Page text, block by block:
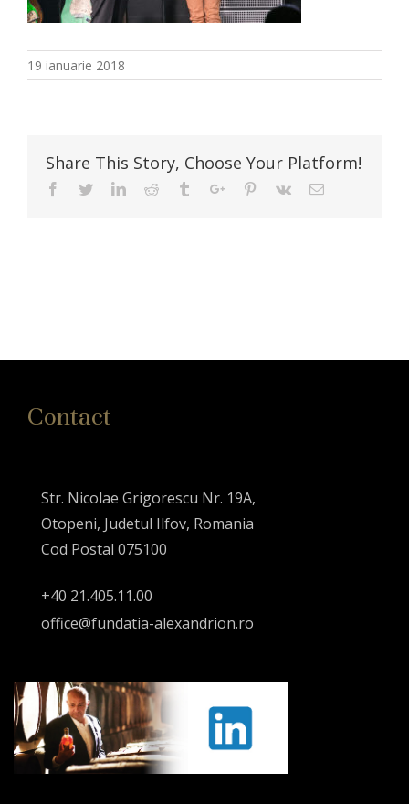
19 ianuarie 2018
Share This Story, Choose Your Platform!
Facebook
TwitterLinkedinReddit TumblrGoogle+Pinterest
Vk Email
Contact
Str. Nicolae Grigorescu Nr. 19A,
Otopeni, Judetul Ilfov, Romania
Cod Postal 075100
+40 21.405.11.00
office@fundatia-alexandrion.ro